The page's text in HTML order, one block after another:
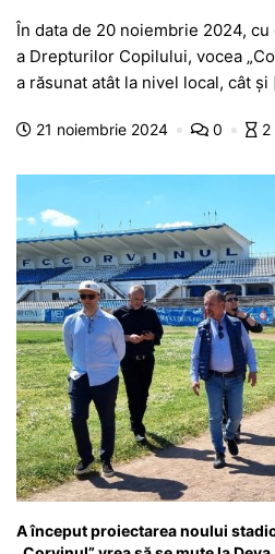
c
e
b
o
o
k
at
s
A
p
p
s
s
e
g
er
itt
er
e
gr
a
m
În data de 20 noiembrie 2024,
a Drepturilor Copilului, vocea
a răsunat atât la nivel local, cât
21 noiembrie 2024 0 2
A început proiectarea noului